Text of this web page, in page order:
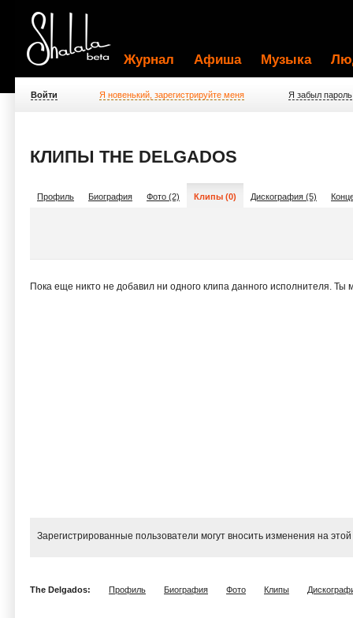
Журнал Афиша Музыка
Войти Я новенький, зарегистрируйте меня Я забыл пароль
КЛИПЫ THE DELGADOS
Профиль Биография Фото (2) Клипы (0) Дискография (5)
Пока еще никто не добавил ни одного клипа данного исполнителя.
Зарегистрированные пользователи могут вносить изменения на
The Delgados: Профиль Биография Фото Клипы